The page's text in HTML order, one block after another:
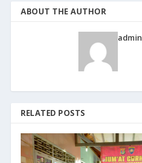
ABOUT THE AUTHOR
admin
RELATED POSTS